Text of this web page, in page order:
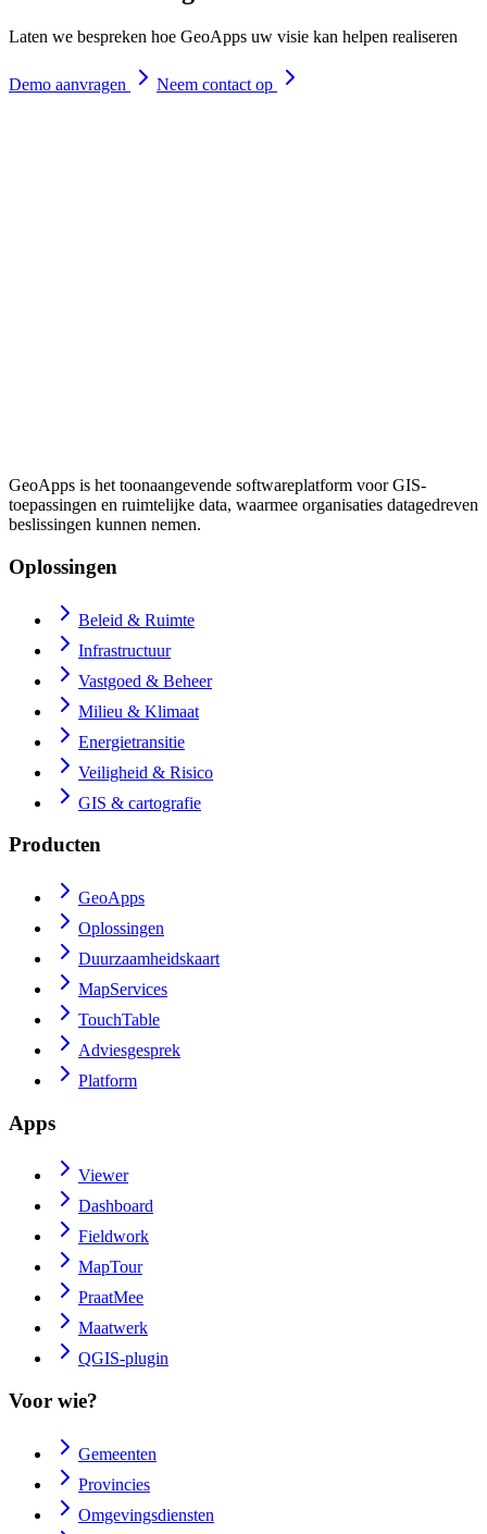
Laten we bespreken hoe GeoApps uw visie kan helpen realiseren
Demo aanvragen Neem contact op
GeoApps is het toonaangevende softwareplatform voor GIS-
toepassingen en ruimtelijke data, waarmee organisaties datagedreven
beslissingen kunnen nemen.
Oplossingen
Beleid & Ruimte
Infrastructuur
Vastgoed & Beheer
Milieu & Klimaat
Energietransitie
Veiligheid & Risico
GIS & cartografie
Producten
GeoApps
Oplossingen
Duurzaamheidskaart
MapServices
TouchTable
Adviesgesprek
Platform
Apps
Viewer
Dashboard
Fieldwork
MapTour
PraatMee
Maatwerk
QGIS-plugin
Voor wie?
Gemeenten
Provincies
Omgevingsdiensten